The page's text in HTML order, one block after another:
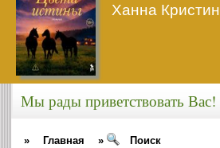
Ханна Кристин
Мы рады приветствовать Вас!
» Главная » Поиск